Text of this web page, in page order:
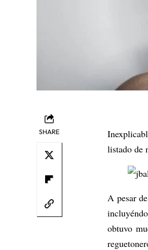
SHARE
listado de
A pesar
obtuvo